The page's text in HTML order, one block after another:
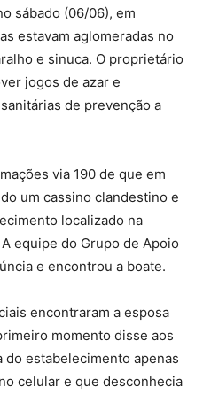
sábado (06/06), em
estavam aglomeradas no
e sinuca. O proprietário
jogos de azar e
de prevenção a
via 190 de que em
um cassino clandestino e
localizado na
equipe do Grupo de Apoio
e encontrou a boate.
encontraram a esposa
momento disse aos
estabelecimento apenas
celular e que desconhecia